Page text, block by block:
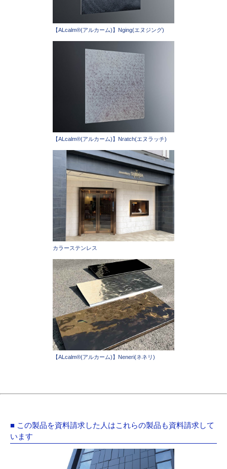
【ALcalm®(アルカーム)】Nging(エヌジング)
【ALcalm®(アルカーム)】Nratch(エヌラッチ)
カラーステンレス
【ALcalm®(アルカーム)】Neneri(ネネリ)
■ この製品を資料請求した人はこれらの製品も資料請求して
います